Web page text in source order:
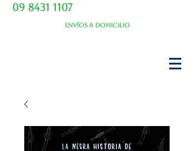
09 8431 1107
Envíos a domicilio